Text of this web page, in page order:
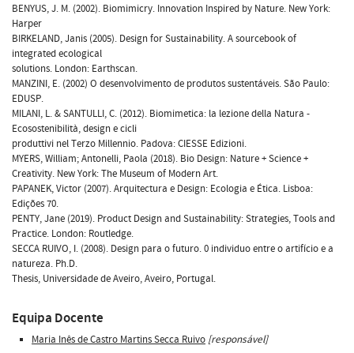
BENYUS, J. M. (2002). Biomimicry. Innovation Inspired by Nature. New York:
Harper
BIRKELAND, Janis (2005). Design for Sustainability. A sourcebook of
integrated ecological
solutions. London: Earthscan.
MANZINI, E. (2002) O desenvolvimento de produtos sustentáveis. São Paulo:
EDUSP.
MILANI, L. & SANTULLI, C. (2012). Biomimetica: la lezione della Natura -
Ecosostenibilità, design e cicli
produttivi nel Terzo Millennio. Padova: CIESSE Edizioni.
MYERS, William; Antonelli, Paola (2018). Bio Design: Nature + Science +
Creativity. New York: The Museum of Modern Art.
PAPANEK, Victor (2007). Arquitectura e Design: Ecologia e Ética. Lisboa:
Edições 70.
PENTY, Jane (2019). Product Design and Sustainability: Strategies, Tools and
Practice. London: Routledge.
SECCA RUIVO, I. (2008). Design para o futuro. 0 individuo entre o artifício e a
natureza. Ph.D.
Thesis, Universidade de Aveiro, Aveiro, Portugal.
Equipa Docente
Maria Inês de Castro Martins Secca Ruivo [responsável]